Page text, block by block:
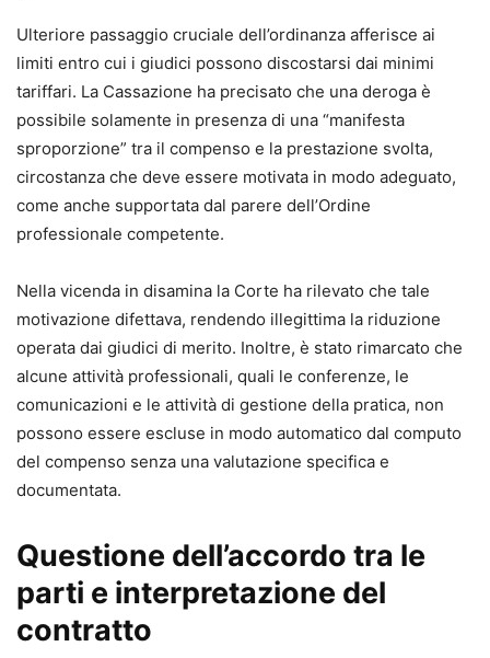
Ulteriore passaggio cruciale dell’ordinanza afferisce ai
limiti entro cui i giudici possono discostarsi dai minimi
tariffari. La Cassazione ha precisato che una deroga è
possibile solamente in presenza di una “manifesta
sproporzione” tra il compenso e la prestazione svolta,
circostanza che deve essere motivata in modo adeguato,
come anche supportata dal parere dell’Ordine
professionale competente.
Nella vicenda in disamina la Corte ha rilevato che tale
motivazione difettava, rendendo illegittima la riduzione
operata dai giudici di merito. Inoltre, è stato rimarcato che
alcune attività professionali, quali le conferenze, le
comunicazioni e le attività di gestione della pratica, non
possono essere escluse in modo automatico dal computo
del compenso senza una valutazione specifica e
documentata.
Questione dell’accordo tra le
parti e interpretazione del
contratto